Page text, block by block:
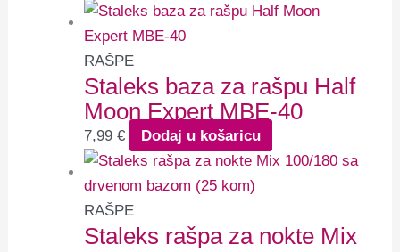
RAŠPE
Staleks baza za rašpu Half
Moon Expert MBE-40
7,99€ Dodaj u košaricu
RAŠPE
Staleks rašpa za nokte Mix